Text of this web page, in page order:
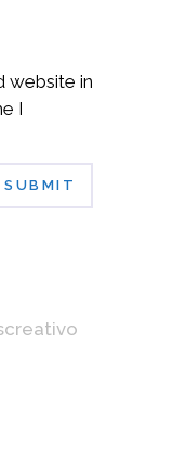
website in
I